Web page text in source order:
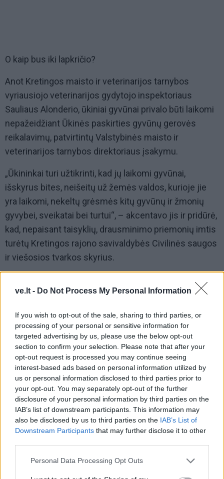
ve.lt - Do Not Process My Personal Information
If you wish to opt-out of the sale, sharing to third parties, or
processing of your personal or sensitive information for
targeted advertising by us, please use the below opt-out
section to confirm your selection. Please note that after your
opt-out request is processed you may continue seeing
interest-based ads based on personal information utilized by
us or personal information disclosed to third parties prior to
your opt-out. You may separately opt-out of the further
disclosure of your personal information by third parties on the
IAB’s list of downstream participants. This information may
also be disclosed by us to third parties on the IAB’s List of
Downstream Participants that may further disclose it to other
Personal Data Processing Opt Outs
O kaip bus iki lapkričio?
Anot Kretingos maisto ir veterinarijos tarnybos
vyriausiojo veterinarijos gydytojo inspektoriaus
Sauliaus Alonderio, ūkiniai gyvūnai privalo būti laikomi
nepažeidžiant Ūkinės paskirties gyvūnų gerovės
reikalavimų, patvirtintų Valstybinės maisto ir
veterinarijos tarnybos direktoriaus įsakymu.
„Ūkininkai turi užtikrinti, kad jų laikomi gyvūnai,
išskyrus bites, neišeitų už žemės valdos, kurioje jie
yra laikomi, nekeltų grėsmės kitų gyvūnų ir žmonių
gyvybei, sveikatai bei turtui“, – akcentavo jis ir pridūrė,
kad, nepaisant taisyklių, drausminimo priemonių imtis
turėtų Kretingos rajono savivaldybės Civilinės saugos
ir viešosios tvarkos skyrius.